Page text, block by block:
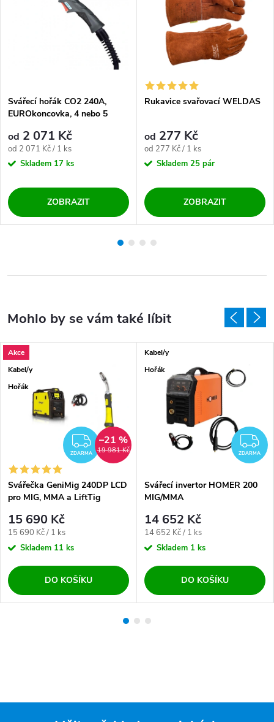
Svářecí hořák CO2 240A,
EUROkoncovka, 4 nebo 5
od 2 071 Kč
Měrná cena:
od 2 071 Kč / 1 ks
Skladem 17 ks
ZOBRAZIT
Rukavice svařovací WELDAS
od 277 Kč
Měrná cena:
od 277 Kč / 1 ks
Skladem 25 pár
ZOBRAZIT
Akce
Kabel/y
Hořák
ZDARMA
ZDARMA 19 981 Kč
–21 %
Svářečka GeniMig 240DP LCD
pro MIG, MMA a LiftTig
15 690 Kč
Měrná cena:
15 690 Kč / 1 ks
Skladem 11 ks
DO KOŠÍKU
Kabel/y
Hořák
ZDARMA
Svářecí invertor HOMER 200
MIG/MMA
14 652 Kč
Měrná cena:
14 652 Kč / 1 ks
Skladem 1 ks
DO KOŠÍKU